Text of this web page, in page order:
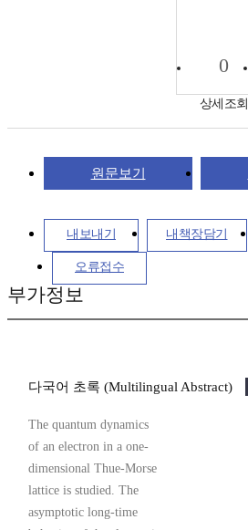
0
상세조회
원문보기
내보내기 내책장담기
오류접수
부가정보
다국어 초록 (Multilingual Abstract)
The quantum dynamics
of an electron in a one-
dimensional Thue-Morse
lattice is studied. The
asymptotic long-time